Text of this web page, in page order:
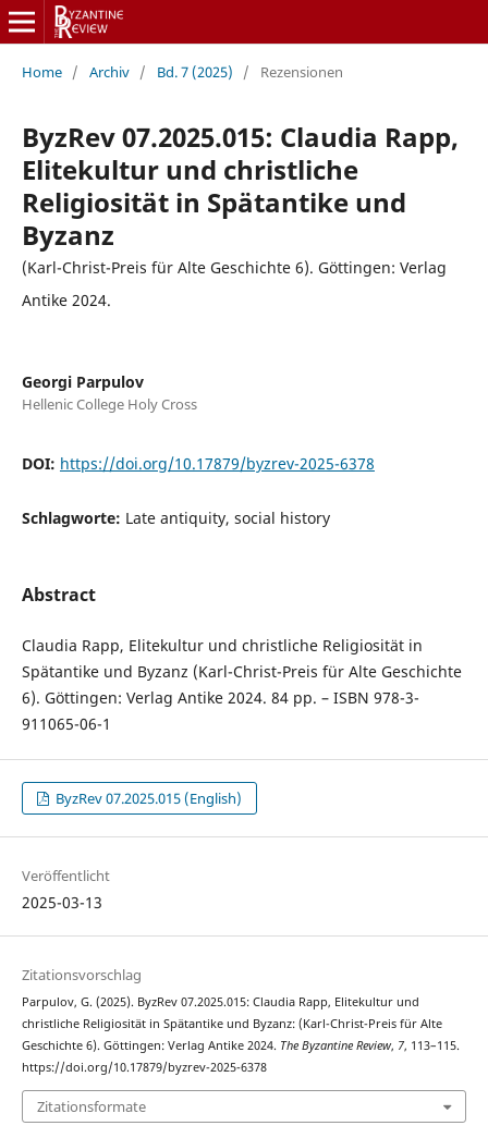
Home / Archiv / Bd. 7 (2025) / Rezensionen
ByzRev 07.2025.015: Claudia Rapp,
Elitekultur und christliche
Religiosität in Spätantike und
Byzanz
(Karl-Christ-Preis für Alte Geschichte 6). Göttingen: Verlag
Antike 2024.
Georgi Parpulov
Hellenic College Holy Cross
DOI: https://doi.org/10.17879/byzrev-2025-6378
Schlagworte: Late antiquity, social history
Abstract
Claudia Rapp, Elitekultur und christliche Religiosität in
Spätantike und Byzanz (Karl-Christ-Preis für Alte Geschichte
6). Göttingen: Verlag Antike 2024. 84 pp. – ISBN 978-3-
911065-06-1
ByzRev 07.2025.015 (English)
Veröffentlicht
2025-03-13
Zitationsvorschlag
Parpulov, G. (2025). ByzRev 07.2025.015: Claudia Rapp, Elitekultur und
christliche Religiosität in Spätantike und Byzanz: (Karl-Christ-Preis für Alte
Geschichte 6). Göttingen: Verlag Antike 2024. The Byzantine Review, 7, 113–115.
https://doi.org/10.17879/byzrev-2025-6378
Zitationsformate